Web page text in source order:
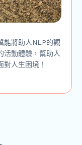
能將助人NLP的觀
活動體驗，幫助人
人生困境！